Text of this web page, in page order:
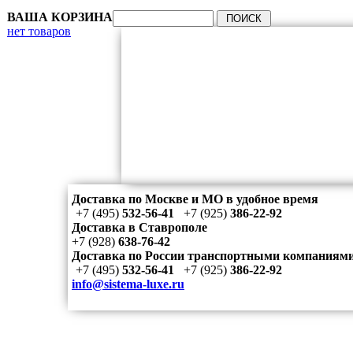
ВАША КОРЗИНА
нет товаров
Доставка по Москве и МО в удобное время
+7 (495) 532-56-41 +7 (925) 386-22-92
Доставка в Ставрополе
+7 (928) 638-76-42
Доставка по России транспортными
+7 (495) 532-56-41 +7 (925) 386-22-92
info@sistema-luxe.ru